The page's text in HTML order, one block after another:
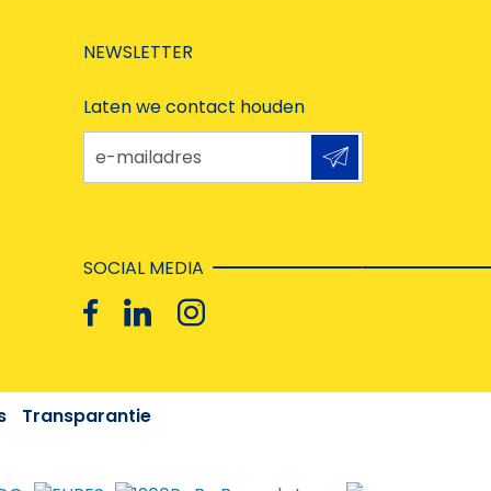
NEWSLETTER
Laten we contact houden
e-mailadres
SOCIAL MEDIA
Transparantie